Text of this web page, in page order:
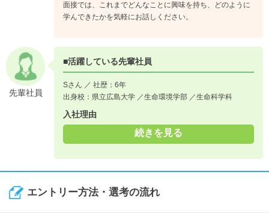
面接では、これまでどんなことに興味を持ち、どのように
学んできたかを気軽にお話しください。
先輩社員
■活躍している先輩社員
Sさん ／ 社歴：6年
出身校：県立広島大学 ／生命環境学部 ／生命科学科
入社理由
続きを見る
エントリー方法・選考の流れ